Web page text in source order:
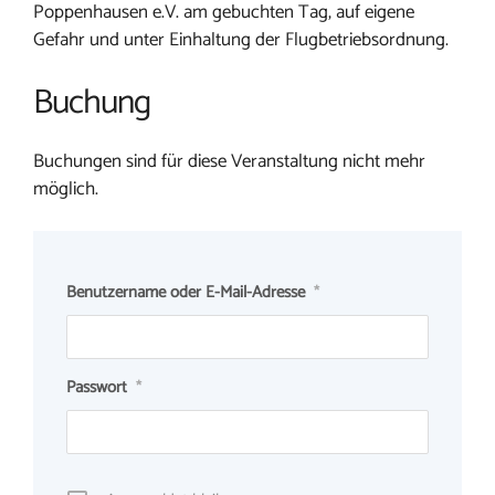
Poppenhausen e.V. am gebuchten Tag, auf eigene
Gefahr und unter Einhaltung der Flugbetriebsordnung.
Buchung
Buchungen sind für diese Veranstaltung nicht mehr
möglich.
Benutzername oder E-Mail-Adresse *
Passwort *